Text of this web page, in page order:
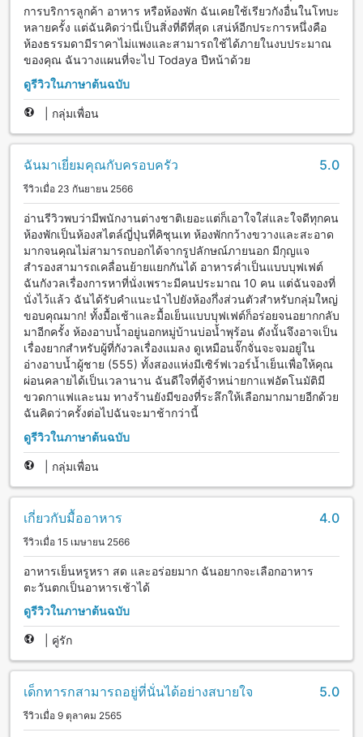
การบริการลูกค้า อาหาร หรือห้องพัก ฉันเคยใช้เรียวกังอื่นในโทบะ
หลายครั้ง แต่ฉันคิดว่านี่เป็นสิ่งที่ดีที่สุด เสน่ห์อีกประการหนึ่งคือ
ห้องธรรมดามีราคาไม่แพงและสามารถใช้ได้ภายในงบประมาณ
ของคุณ ฉันวางแผนที่จะไป Todaya ปีหน้าด้วย
ดูรีวิวในภาษาต้นฉบับ
กลุ่มเพื่อน
ฉันมาเยี่ยมคุณกับครอบครัว 5.0
รีวิวเมื่อ 23 กันยายน 2566
อ่านรีวิวพบว่ามีพนักงานต่างชาติเยอะแต่ก็เอาใจใส่และใจดีทุกคน
ห้องพักเป็นห้องสไตล์ญี่ปุ่นที่คิชุนเท ห้องพักกว้างขวางและสะอาด
มากจนคุณไม่สามารถบอกได้จากรูปลักษณ์ภายนอก มีกุญแจ
สำรองสามารถเคลื่อนย้ายแยกกันได้ อาหารค่ำเป็นแบบบุฟเฟต์
ฉันกังวลเรื่องการหาที่นั่งเพราะมีคนประมาณ 10 คน แต่ฉันจองที่
นั่งไว้แล้ว ฉันได้รับคำแนะนำไปยังห้องกึ่งส่วนตัวสำหรับกลุ่มใหญ่
ขอบคุณมาก! ทั้งมื้อเช้าและมื้อเย็นแบบบุฟเฟต์ก็อร่อยจนอยากกลับ
มาอีกครั้ง ห้องอาบน้ำอยู่นอกหมู่บ้านบ่อน้ำพุร้อน ดังนั้นจึงอาจเป็น
เรื่องยากสำหรับผู้ที่กังวลเรื่องแมลง ดูเหมือนจั๊กจั่นจะจมอยู่ใน
อ่างอาบน้ำผู้ชาย (555) ทั้งสองแห่งมีเซิร์ฟเวอร์น้ำเย็นเพื่อให้คุณ
ผ่อนคลายได้เป็นเวลานาน ฉันดีใจที่ตู้จำหน่ายกาแฟอัตโนมัติมี
ขวดกาแฟและนม ทางร้านยังมีของที่ระลึกให้เลือกมากมายอีกด้วย
ฉันคิดว่าครั้งต่อไปฉันจะมาช้ากว่านี้
ดูรีวิวในภาษาต้นฉบับ
กลุ่มเพื่อน
เกี่ยวกับมื้ออาหาร 4.0
รีวิวเมื่อ 15 เมษายน 2566
อาหารเย็นหรูหรา สด และอร่อยมาก ฉันอยากจะเลือกอาหาร
ตะวันตกเป็นอาหารเช้าได้
ดูรีวิวในภาษาต้นฉบับ
คู่รัก
เด็กทารกสามารถอยู่ที่นั่นได้อย่างสบายใจ 5.0
รีวิวเมื่อ 9 ตุลาคม 2565